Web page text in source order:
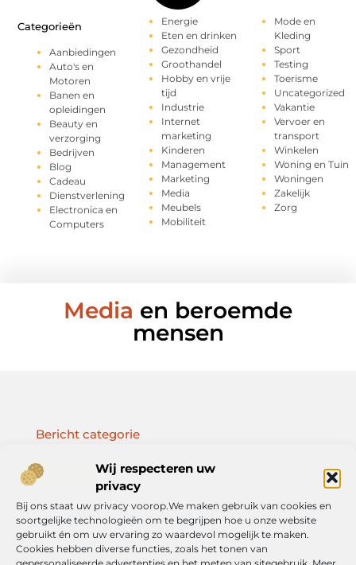
Wij respecteren uw
privacy
Bij ons staat uw privacy voorop.We maken gebruik van cookies en
soortgelijke technologieën om te begrijpen hoe u onze website
gebruikt én om uw ervaring zo waardevol mogelijk te maken.
Cookies hebben diverse functies, zoals het tonen van
Categorieën
Aanbiedingen
Auto's en
Motoren
Banen en
opleidingen
Beauty en
verzorging
Bedrijven
Blog
Cadeau
Dienstverlening
Electronica en
Computers
Energie
Eten en drinken
Gezondheid
Groothandel
Hobby en vrije
tijd
Industrie
Internet
marketing
Kinderen
Management
Marketing
Media
Meubels
Mobiliteit
Mode en
Kleding
Sport
Testing
Toerisme
Uncategorized
Vakantie
Vervoer en
transport
Winkelen
Woning en Tuin
Woningen
Zakelijk
Zorg
Media en beroemde
mensen
Onze informatie
Bericht categorie